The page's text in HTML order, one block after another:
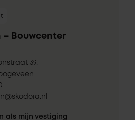
– Bouwcenter
39,
als mijn vestiging